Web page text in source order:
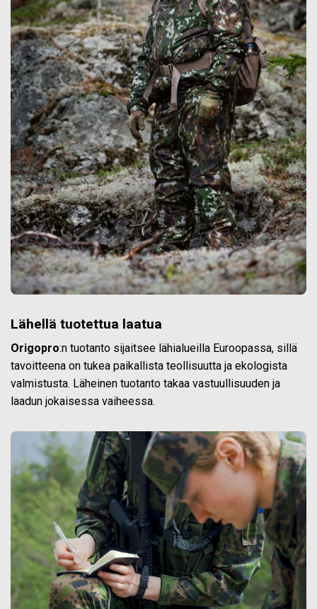
Lähellä tuotettua laatua
Origopro:n tuotanto sijaitsee lähialueilla Euroopassa, sillä
tavoitteena on tukea paikallista teollisuutta ja ekologista
valmistusta. Läheinen tuotanto takaa vastuullisuuden ja
laadun jokaisessa vaiheessa.